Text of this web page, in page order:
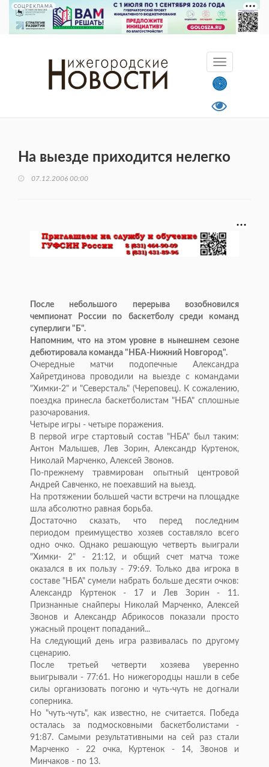
СОЦРЕКЛАМА
На выезде приходится нелегко
07.12.2006 00:00
После небольшого перерыва возобновился
чемпионат России по баскетболу среди команд
суперлиги "Б".
Напомним, что на этом уровне в нынешнем сезоне
дебютировала команда "НБА-Нижний Новгород".
Очередные матчи подопечные Александра
Хайретдинова проводили на выезде с командами
"Химки-2" и "Северсталь" (Череповец). К сожалению,
поездка принесла баскетболистам "НБА" сплошные
разочарования.
Четыре игры - четыре поражения.
В первой игре стартовый состав "НБА" был таким:
Антон Малышев, Лев Зорин, Александр Куртенок,
Николай Марченко, Алексей Звонов.
По-прежнему травмирован опытный центровой
Андрей Савченко, не поехавший на выезд.
На протяжении большей части встречи на площадке
шла абсолютно равная борьба.
Достаточно сказать, что перед последним
периодом преимущество хозяев составляло всего
одно очко. Однако решающую четверть выиграли
"Химки- 2" - 21:12, и общий счет матча тоже
оказался в их пользу - 79:69. Только два игрока в
составе "НБА" сумели набрать больше десяти очков:
Александр Куртенок - 17 и Лев Зорин - 11.
Признанные снайперы Николай Марченко, Алексей
Звонов и Александр Абрикосов показали просто
ужасный процент попаданий...
На следующий день игра развивалась по другому
сценарию.
После третьей четверти хозяева уверенно
выигрывали - 77:61. Но нижегородцы нашли в себе
силы организовать погоню и чуть-чуть не догнали
соперника.
Но "чуть-чуть", как известно, не считается. Победа
осталась за подмосковными баскетболистами -
91:87. Самыми результативными на сей раз стали
Марченко - 22 очка, Куртенок - 14, Звонов и
Минчаков - по 13.